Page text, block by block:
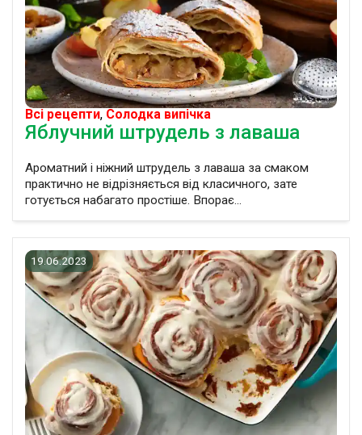
Всі рецепти, Солодка випічка
Яблучний штрудель з лаваша
Ароматний і ніжний штрудель з лаваша за смаком
практично не відрізняється від класичного, зате
готується набагато простіше. Впорає...
19.06.2023